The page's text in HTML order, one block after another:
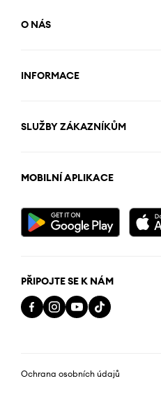
O NÁS
INFORMACE
SLUŽBY ZÁKAZNÍKŮM
MOBILNÍ APLIKACE
PŘIPOJTE SE K NÁM
Ochrana osobních údajů